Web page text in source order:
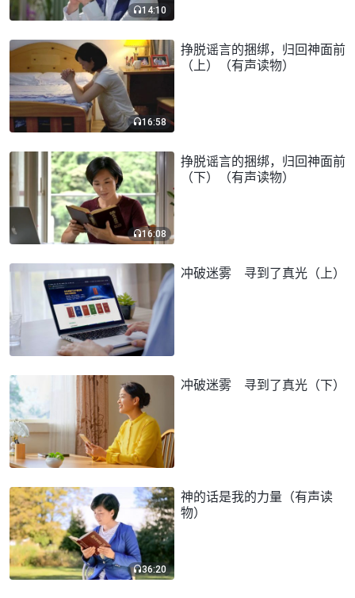
14:10
16:58
挣脱谣言的捆绑，归回神面前
（上）（有声读物）
16:08
挣脱谣言的捆绑，归回神面前
（下）（有声读物）
冲破迷雾 寻到了真光（上）
冲破迷雾 寻到了真光（下）
36:20
神的话是我的力量（有声读
物）